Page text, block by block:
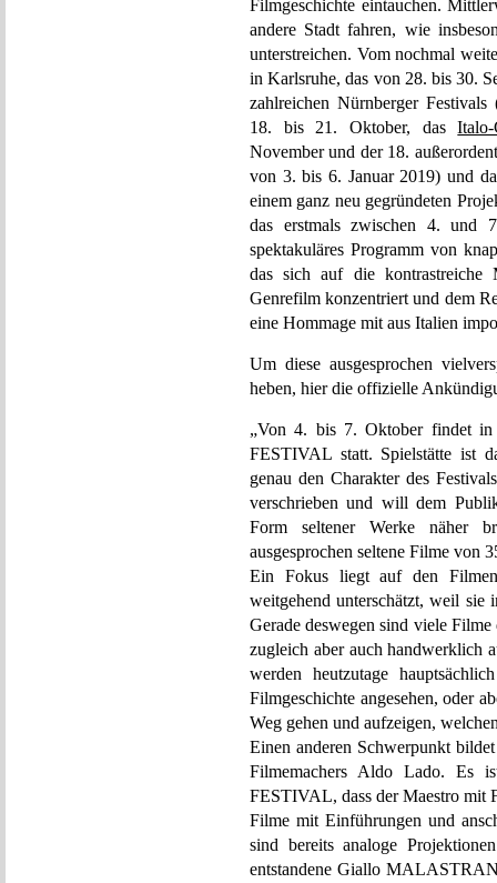
Filmgeschichte eintauchen.
andere Stadt fahren, wie
unterstreichen. Vom nochmal
in Karlsruhe, das von 28. bis 30.
zahlreichen Nürnberger
18. bis 21. Oktober, dasItalo-
November und der 18.
von 3. bis 6. Januar 2019) und
einem ganz neu gegründeten
das erstmals zwischen 4. und
spektakuläres Programm von
das sich auf die kontrastreiche
Genrefilm konzentriert und dem
eine Hommage mit aus Italien
Um diese ausgesprochen
heben, hier die offizielle
„Von 4. bis 7. Oktober findet
FESTIVAL statt. Spielstätte ist
genau den Charakter des
verschrieben und will dem
Form seltener Werke näher
ausgesprochen seltene Filme von
Ein Fokus liegt auf den
weitgehend unterschätzt, weil sie
Gerade deswegen sind viele
zugleich aber auch handwerklich
werden heutzutage
Filmgeschichte angesehen, oder
Weg gehen und aufzeigen,
Einen anderen Schwerpunkt
Filmemachers Aldo Lado. Es
FESTIVAL, dass der Maestro mit
Filme mit Einführungen und
sind bereits analoge
entstandene Giallo